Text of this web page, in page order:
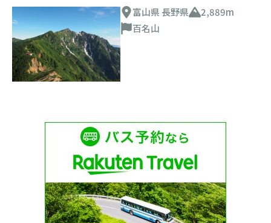
富山県 長野県
2,889m
百名山